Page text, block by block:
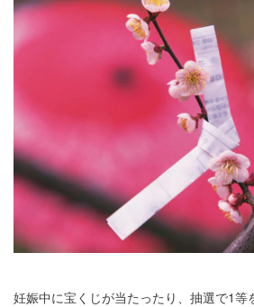
妊娠中に宝くじが当たったり、抽選で1等